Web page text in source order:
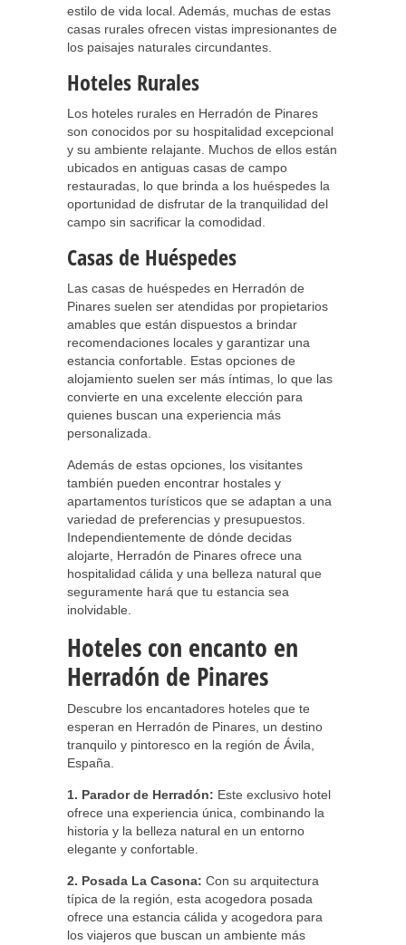
estilo de vida local. Además, muchas de estas
casas rurales ofrecen vistas impresionantes de
los paisajes naturales circundantes.
Hoteles Rurales
Los hoteles rurales en Herradón de Pinares
son conocidos por su hospitalidad excepcional
y su ambiente relajante. Muchos de ellos están
ubicados en antiguas casas de campo
restauradas, lo que brinda a los huéspedes la
oportunidad de disfrutar de la tranquilidad del
campo sin sacrificar la comodidad.
Casas de Huéspedes
Las casas de huéspedes en Herradón de
Pinares suelen ser atendidas por propietarios
amables que están dispuestos a brindar
recomendaciones locales y garantizar una
estancia confortable. Estas opciones de
alojamiento suelen ser más íntimas, lo que las
convierte en una excelente elección para
quienes buscan una experiencia más
personalizada.
Además de estas opciones, los visitantes
también pueden encontrar hostales y
apartamentos turísticos que se adaptan a una
variedad de preferencias y presupuestos.
Independientemente de dónde decidas
alojarte, Herradón de Pinares ofrece una
hospitalidad cálida y una belleza natural que
seguramente hará que tu estancia sea
inolvidable.
Hoteles con encanto en
Herradón de Pinares
Descubre los encantadores hoteles que te
esperan en Herradón de Pinares, un destino
tranquilo y pintoresco en la región de Ávila,
España.
1. Parador de Herradón: Este exclusivo hotel
ofrece una experiencia única, combinando la
historia y la belleza natural en un entorno
elegante y confortable.
2. Posada La Casona: Con su arquitectura
típica de la región, esta acogedora posada
ofrece una estancia cálida y acogedora para
los viajeros que buscan un ambiente más